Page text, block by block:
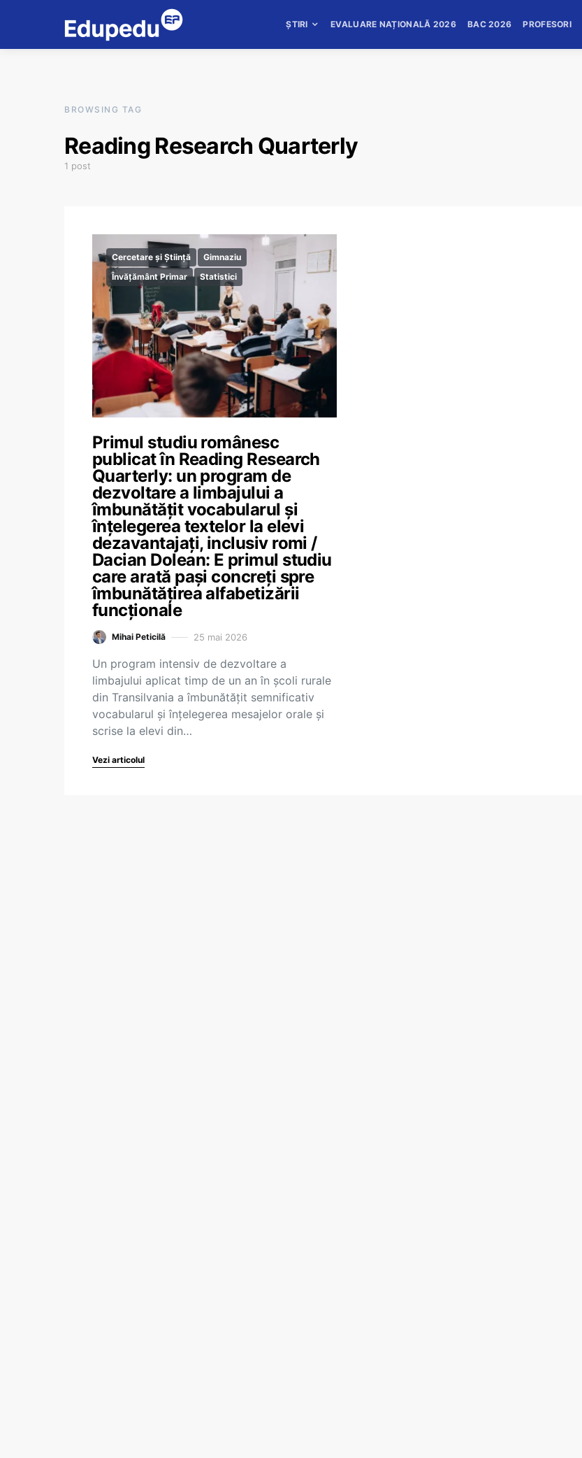
ȘTIRI EVALUARE NAȚIONALĂ 2026 BAC 2026 PROFESORI
BROWSING TAG
Reading Research Quarterly
1 post
Cercetare și Știință
Gimnaziu
Învățământ Primar
Statistici
Primul studiu românesc
publicat în Reading Research
Quarterly: un program de
dezvoltare a limbajului a
îmbunătățit vocabularul și
înțelegerea textelor la elevi
dezavantajați, inclusiv romi /
Dacian Dolean: E primul studiu
care arată pași concreți spre
îmbunătățirea alfabetizării
funcționale
Mihai Peticilă 25 mai 2026
Un program intensiv de dezvoltare a
limbajului aplicat timp de un an în școli rurale
din Transilvania a îmbunătățit semnificativ
vocabularul și înțelegerea mesajelor orale și
scrise la elevi din…
Vezi articolul